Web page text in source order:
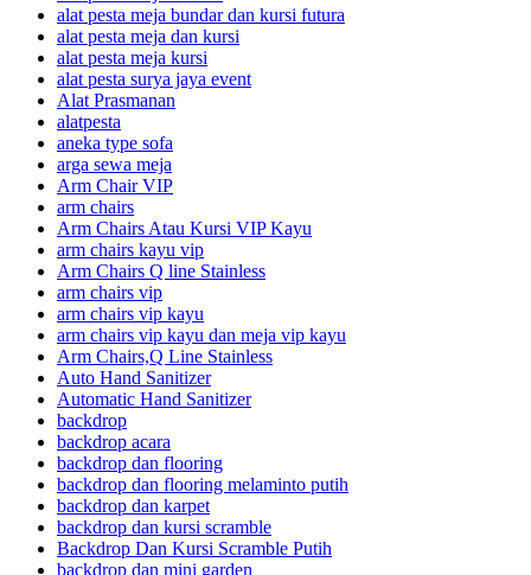
alat pesta meja bundar dan kursi futura
alat pesta meja dan kursi
alat pesta meja kursi
alat pesta surya jaya event
Alat Prasmanan
alatpesta
aneka type sofa
arga sewa meja
Arm Chair VIP
arm chairs
Arm Chairs Atau Kursi VIP Kayu
arm chairs kayu vip
Arm Chairs Q line Stainless
arm chairs vip
arm chairs vip kayu
arm chairs vip kayu dan meja vip kayu
Arm Chairs,Q Line Stainless
Auto Hand Sanitizer
Automatic Hand Sanitizer
backdrop
backdrop acara
backdrop dan flooring
backdrop dan flooring melaminto putih
backdrop dan karpet
backdrop dan kursi scramble
Backdrop Dan Kursi Scramble Putih
backdrop dan mini garden